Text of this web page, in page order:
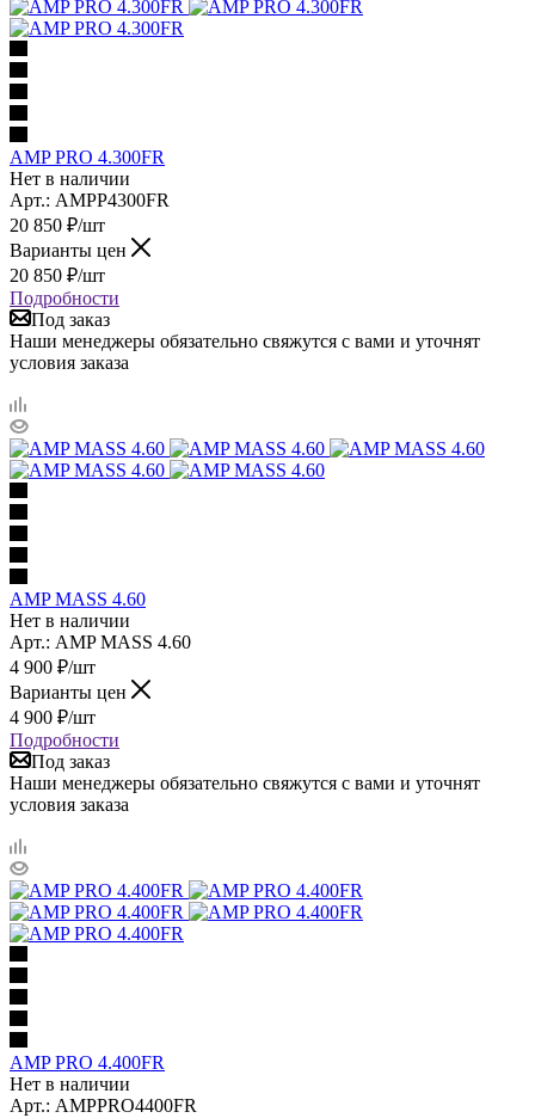
AMP PRO 4.300FR
Нет в наличии
Арт.: AMPP4300FR
20 850 ₽/шт
Варианты цен
20 850 ₽/шт
Подробности
Под заказ
Наши менеджеры обязательно свяжутся с вами и уточнят
условия заказа
AMP MASS 4.60
Нет в наличии
Арт.: AMP MASS 4.60
4 900 ₽/шт
Варианты цен
4 900 ₽/шт
Подробности
Под заказ
Наши менеджеры обязательно свяжутся с вами и уточнят
условия заказа
AMP PRO 4.400FR
Нет в наличии
Арт.: AMPPRO4400FR